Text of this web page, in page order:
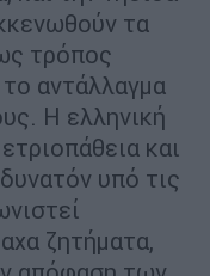
τα
τρόπος
αντάλλαγμα
Η ελληνική
και
υπό τις
ζητήματα,